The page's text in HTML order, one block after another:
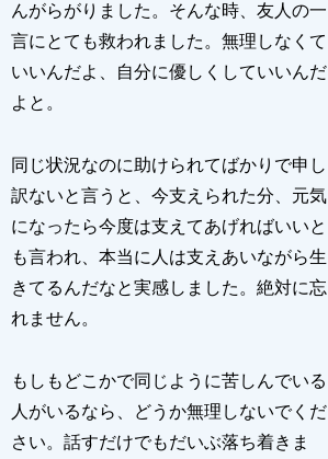
んがらがりました。そんな時、友人の一
言にとても救われました。無理しなくて
いいんだよ、自分に優しくしていいんだ
よと。
同じ状況なのに助けられてばかりで申し
訳ないと言うと、今支えられた分、元気
になったら今度は支えてあげればいいと
も言われ、本当に人は支えあいながら生
きてるんだなと実感しました。絶対に忘
れません。
もしもどこかで同じように苦しんでいる
人がいるなら、どうか無理しないでくだ
さい。話すだけでもだいぶ落ち着きま